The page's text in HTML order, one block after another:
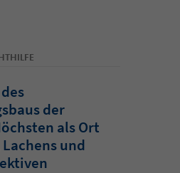
der
als Ort
und